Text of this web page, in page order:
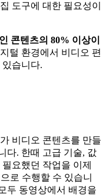
도구에 대한 필요성이
콘텐츠의 80% 이상이
털 환경에서 비디오 편
습니다.
비디오 콘텐츠를 만들
다. 한때 고급 기술, 값
요했던 작업을 이제
로 수행할 수 있습니
두 동영상에서 배경을